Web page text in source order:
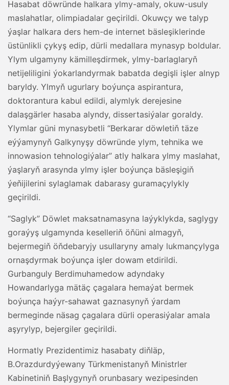
Hasabat döwründe halkara ylmy-amaly, okuw-usuly
maslahatlar, olimpiadalar geçirildi. Okuwçy we talyp
ýaşlar halkara ders hem-de internet bäsleşiklerinde
üstünlikli çykyş edip, dürli medallara mynasyp boldular.
Ylym ulgamyny kämilleşdirmek, ylmy-barlaglaryň
netijeliligini ýokarlandyrmak babatda degişli işler alnyp
baryldy. Ylmyň ugurlary boýunça aspirantura,
doktorantura kabul edildi, alymlyk derejesine
dalaşgärler hasaba alyndy, dissertasiýalar goraldy.
Ylymlar güni mynasybetli “Berkarar döwletiň täze
eýýamynyň Galkynyşy döwründe ylym, tehnika we
innowasion tehnologiýalar” atly halkara ylmy maslahat,
ýaşlaryň arasynda ylmy işler boýunça bäsleşigiň
ýeňijilerini sylaglamak dabarasy guramaçylykly
geçirildi.
“Saglyk” Döwlet maksatnamasyna laýyklykda, saglygy
goraýyş ulgamynda keselleriň öňüni almagyň,
bejermegiň öňdebaryjy usullaryny amaly lukmançylyga
ornaşdyrmak boýunça işler dowam etdirildi.
Gurbanguly Berdimuhamedow adyndaky
Howandarlyga mätäç çagalara hemaýat bermek
boýunça haýyr-sahawat gaznasynyň ýardam
bermeginde näsag çagalara dürli operasiýalar amala
aşyrylyp, bejergiler geçirildi.
Hormatly Prezidentimiz hasabaty diňläp,
B.Orazdurdyýewany Türkmenistanyň Ministrler
Kabinetiniň Başlygynyň orunbasary wezipesinden